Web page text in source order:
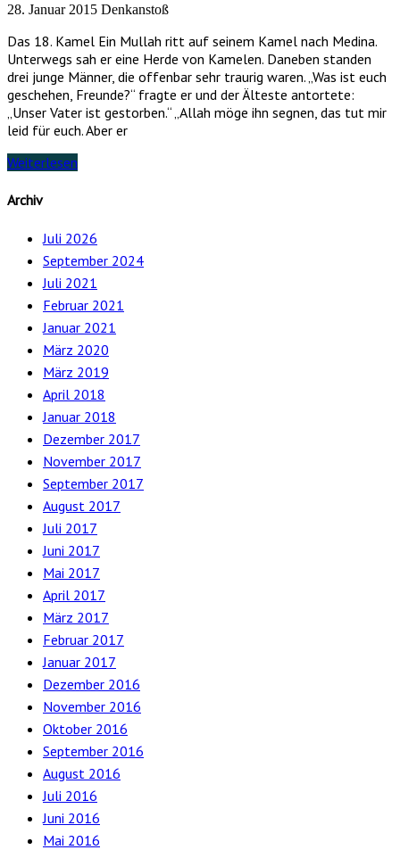
28. Januar 2015 Denkanstoß
Das 18. Kamel Ein Mullah ritt auf seinem Kamel nach Medina.
Unterwegs sah er eine Herde von Kamelen. Daneben standen
drei junge Männer, die offenbar sehr traurig waren. „Was ist euch
geschehen, Freunde?“ fragte er und der Älteste antortete:
„Unser Vater ist gestorben.“ „Allah möge ihn segnen, das tut mir
leid für euch. Aber er
Weiterlesen
Archiv
Juli 2026
September 2024
Juli 2021
Februar 2021
Januar 2021
März 2020
März 2019
April 2018
Januar 2018
Dezember 2017
November 2017
September 2017
August 2017
Juli 2017
Juni 2017
Mai 2017
April 2017
März 2017
Februar 2017
Januar 2017
Dezember 2016
November 2016
Oktober 2016
September 2016
August 2016
Juli 2016
Juni 2016
Mai 2016